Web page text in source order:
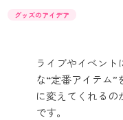
グッズのアイデア
ライブやイベン
な“定番アイテム
に変えてくれるの
です。